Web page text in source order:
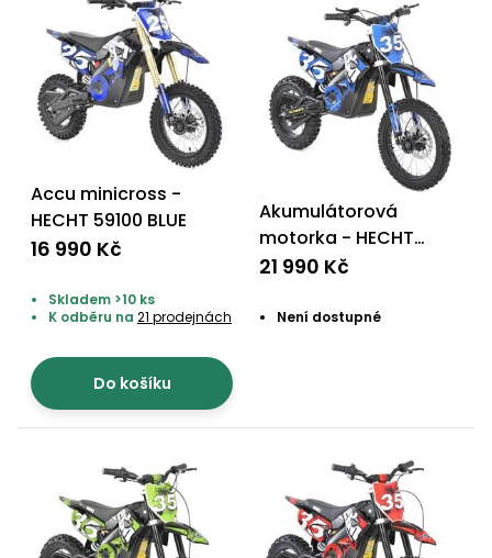
Accu minicross -
HECHT 59100 BLUE
16 990 Kč
Skladem >10 ks
K odběru na 21 prodejnách
Do košíku
Akumulátorová
motorka - HECHT
59150 BLUE
21 990 Kč
Není dostupné